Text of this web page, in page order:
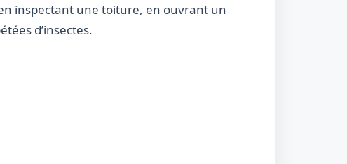
inspectant une toiture, en ouvrant un
d’insectes.